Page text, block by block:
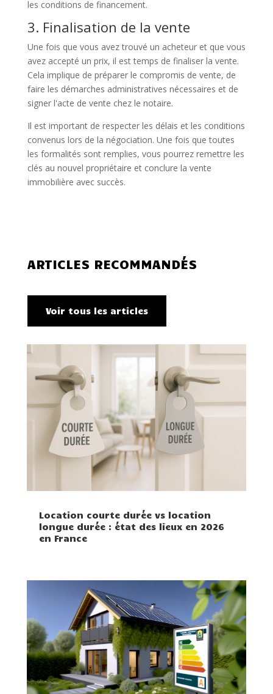
les conditions de financement.
3. Finalisation de la vente
Une fois que vous avez trouvé un acheteur et que vous
avez accepté un prix, il est temps de finaliser la vente.
Cela implique de préparer le compromis de vente, de
faire les démarches administratives nécessaires et de
signer l'acte de vente chez le notaire.
Il est important de respecter les délais et les conditions
convenus lors de la négociation. Une fois que toutes
les formalités sont remplies, vous pourrez remettre les
clés au nouvel propriétaire et conclure la vente
immobilière avec succès.
ARTICLES RECOMMANDÉS
Voir tous les articles
Location courte durée vs location
longue durée : état des lieux en 2026
en France